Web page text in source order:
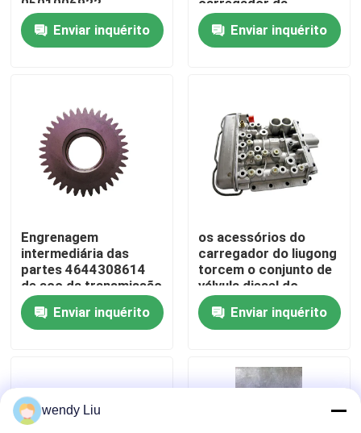
Produtos
Sobre nós
Excursão da fábrica
Contacte-nos
Notícia
Blogue
0501006922
Enviar inquérito
carregador da
porcelana
movimentação a
engrenagem da
Enviar inquérito
Engrenagem
intermediária das
partes 4644308614
de aço da transmissão
dos acessórios do
carregadorEnviar inquérito
os acessórios do
carregador do liugong
torcem o conjunto de
válvula diesel do
controle do
deslocamento da
bomba 4644159347
conversor
Enviar inquérito
wendy Liu